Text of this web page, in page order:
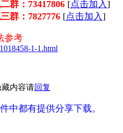
群：73417806 [点击加入 ]
群：7827776 [点击加入 ]
参考
1-1.html
内容请回复
中都有提供分享下载。